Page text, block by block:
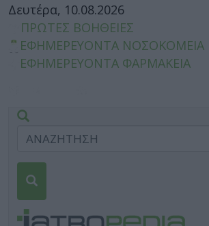
Δευτέρα, 10.08.2026
ΠΡΩΤΕΣ ΒΟΗΘΕΙΕΣ
ΕΦΗΜΕΡΕΥΟΝΤΑ ΝΟΣΟΚΟΜΕΙΑ
ΕΦΗΜΕΡΕΥΟΝΤΑ ΦΑΡΜΑΚΕΙΑ